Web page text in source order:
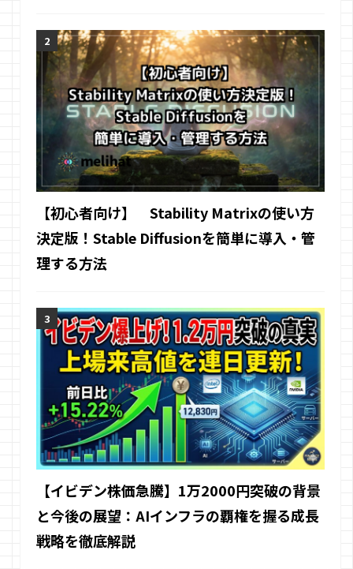
【初心者向け】 Stability Matrixの使い方
決定版！Stable Diffusionを簡単に導入・管
理する方法
【イビデン株価急騰】1万2000円突破の背景
と今後の展望：AIインフラの覇権を握る成長
戦略を徹底解説